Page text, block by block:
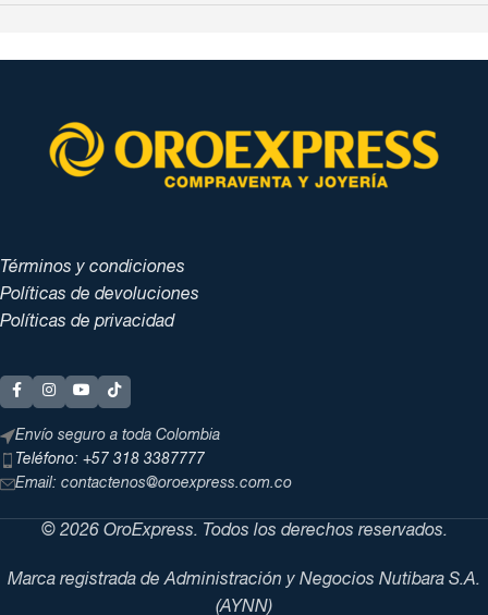
Términos y condiciones
Políticas de devoluciones
Políticas de privacidad
Envío seguro a toda Colombia
Teléfono: +57 318 3387777
Email: contactenos@oroexpress.com.co
© 2026 OroExpress. Todos los derechos reservados.
Marca registrada de Administración y Negocios Nutibara S.A.
(AYNN)